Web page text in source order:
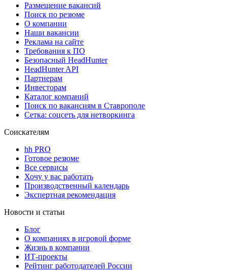
Размещение вакансий
Поиск по резюме
О компании
Наши вакансии
Реклама на сайте
Требования к ПО
Безопасный HeadHunter
HeadHunter API
Партнерам
Инвесторам
Каталог компаний
Поиск по вакансиям в Ставрополе
Сетка: соцсеть для нетворкинга
Соискателям
hh PRO
Готовое резюме
Все сервисы
Хочу у вас работать
Производственный календарь
Экспертная рекомендация
Новости и статьи
Блог
О компаниях в игровой форме
Жизнь в компании
ИТ-проекты
Рейтинг работодателей России